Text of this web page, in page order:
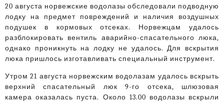
20 августа норвежские водолазы обследовали подводную
лодку на предмет повреждений и наличия воздушных
подушек в кормовых отсеках. Норвежцам удалось
разблокировать вентиль аварийно-спасательного люка,
однако проникнуть на лодку не удалось. Для вскрытия
люка пришлось изготавливать специальный инструмент.
Утром 21 августа норвежским водолазам удалось вскрыть
верхний спасательный люк 9-го отсека, шлюзовая
камера оказалась пуста. Около 13.00 водолазы вскрыли